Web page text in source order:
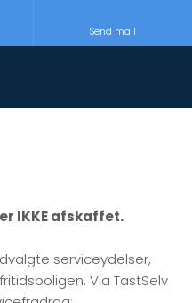
Send mail
IKKE afskaffet.
serviceydelser,
Via TastSelv